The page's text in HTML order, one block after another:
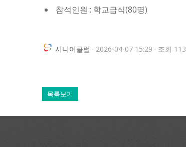
참석인원 : 학교급식(80명)
시니어클럽 · 2026-04-07 15:29 · 조회 113
목록보기